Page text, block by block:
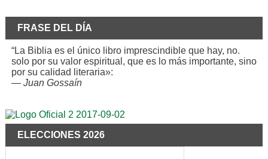
FRASE DEL DÍA
“La Biblia es el único libro imprescindible que hay, no.
solo por su valor espiritual, que es lo más importante, sino
por su calidad literaria»:
— Juan Gossaín
ELECCIONES 2026